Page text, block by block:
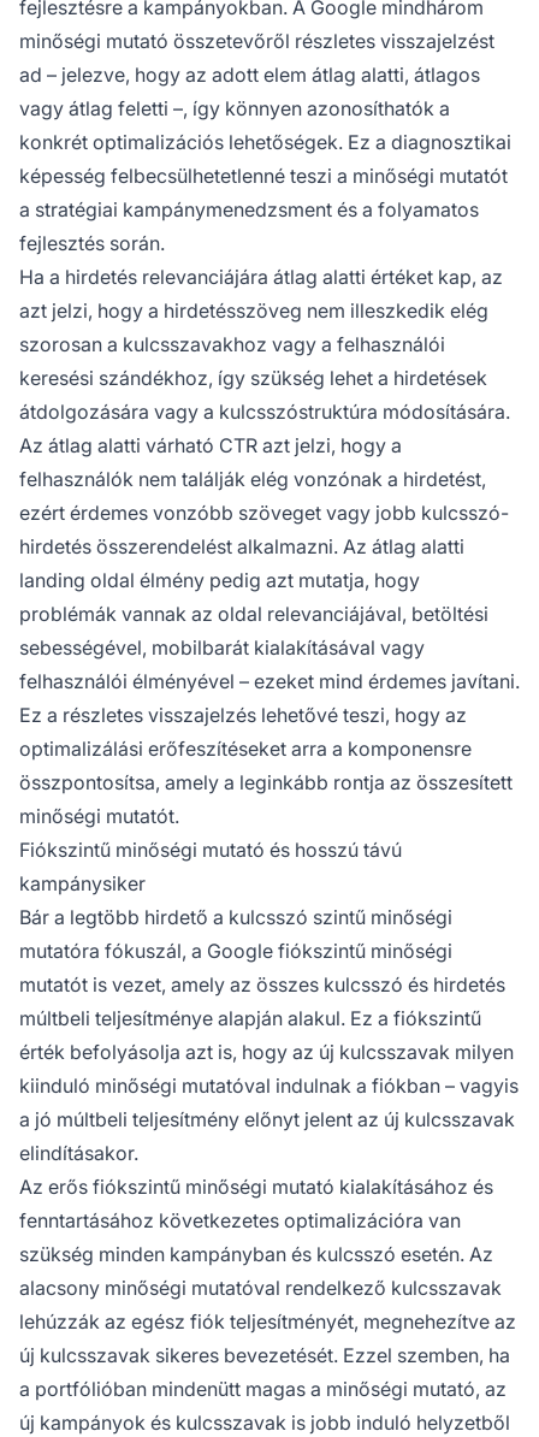
fejlesztésre a kampányokban. A Google mindhárom
minőségi mutató összetevőről részletes visszajelzést
ad – jelezve, hogy az adott elem átlag alatti, átlagos
vagy átlag feletti –, így könnyen azonosíthatók a
konkrét optimalizációs lehetőségek. Ez a diagnosztikai
képesség felbecsülhetetlenné teszi a minőségi mutatót
a stratégiai kampánymenedzsment és a folyamatos
fejlesztés során.
Ha a hirdetés relevanciájára átlag alatti értéket kap, az
azt jelzi, hogy a hirdetésszöveg nem illeszkedik elég
szorosan a kulcsszavakhoz vagy a felhasználói
keresési szándékhoz, így szükség lehet a hirdetések
átdolgozására vagy a kulcsszóstruktúra módosítására.
Az átlag alatti várható CTR azt jelzi, hogy a
felhasználók nem találják elég vonzónak a hirdetést,
ezért érdemes vonzóbb szöveget vagy jobb kulcsszó-
hirdetés összerendelést alkalmazni. Az átlag alatti
landing oldal élmény pedig azt mutatja, hogy
problémák vannak az oldal relevanciájával, betöltési
sebességével, mobilbarát kialakításával vagy
felhasználói élményével – ezeket mind érdemes javítani.
Ez a részletes visszajelzés lehetővé teszi, hogy az
optimalizálási erőfeszítéseket arra a komponensre
összpontosítsa, amely a leginkább rontja az összesített
minőségi mutatót.
Fiókszintű minőségi mutató és hosszú távú
kampánysiker
Bár a legtöbb hirdető a kulcsszó szintű minőségi
mutatóra fókuszál, a Google fiókszintű minőségi
mutatót is vezet, amely az összes kulcsszó és hirdetés
múltbeli teljesítménye alapján alakul. Ez a fiókszintű
érték befolyásolja azt is, hogy az új kulcsszavak milyen
kiinduló minőségi mutatóval indulnak a fiókban – vagyis
a jó múltbeli teljesítmény előnyt jelent az új kulcsszavak
elindításakor.
Az erős fiókszintű minőségi mutató kialakításához és
fenntartásához következetes optimalizációra van
szükség minden kampányban és kulcsszó esetén. Az
alacsony minőségi mutatóval rendelkező kulcsszavak
lehúzzák az egész fiók teljesítményét, megnehezítve az
új kulcsszavak sikeres bevezetését. Ezzel szemben, ha
a portfólióban mindenütt magas a minőségi mutató, az
új kampányok és kulcsszavak is jobb induló helyzetből